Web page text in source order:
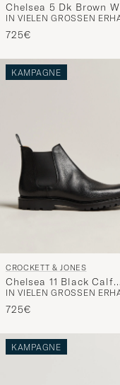
Chelsea 5 Dk Brown
Calf
725€
KAMPAGNE
CROCKETT & JONES
Chelsea 11 Black Calf
Grained
725€
KAMPAGNE